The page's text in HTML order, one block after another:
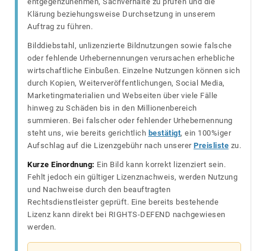
Klärung beziehungsweise Durchsetzung in unserem
Auftrag zu führen.
Bilddiebstahl, unlizenzierte Bildnutzungen sowie falsche
oder fehlende Urhebernennungen verursachen erhebliche
wirtschaftliche Einbußen. Einzelne Nutzungen können sich
durch Kopien, Weiterveröffentlichungen, Social Media,
Marketingmaterialien und Webseiten über viele Fälle
hinweg zu Schäden bis in den Millionenbereich
summieren. Bei falscher oder fehlender Urhebernennung
steht uns, wie bereits gerichtlich bestätigt, ein 100%iger
Aufschlag auf die Lizenzgebühr nach unserer Preisliste zu.
Kurze Einordnung: Ein Bild kann korrekt lizenziert sein.
Fehlt jedoch ein gültiger Lizenznachweis, werden Nutzung
und Nachweise durch den beauftragten
Rechtsdienstleister geprüft. Eine bereits bestehende
Lizenz kann direkt bei RIGHTS-DEFEND nachgewiesen
werden.